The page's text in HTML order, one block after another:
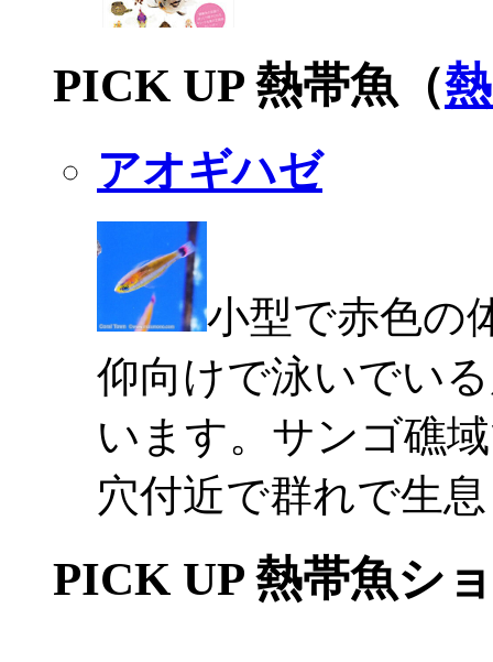
PICK UP 熱帯魚（
アオギハゼ
小型で赤色の
仰向けで泳いでい
います。サンゴ礁
穴付近で群れで生
PICK UP 熱帯魚シ